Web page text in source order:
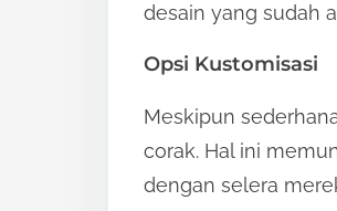
desain yang sudah
Opsi Kustomisasi
Meskipun
corak. Hal ini
dengan selera